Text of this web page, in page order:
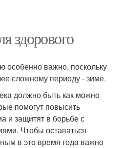
здорового
особенно важно, поскольку
сложному периоду - зиме.
должно быть как можно
помогут повысить
и защитят в борьбе с
Чтобы оставаться
в это время года важно